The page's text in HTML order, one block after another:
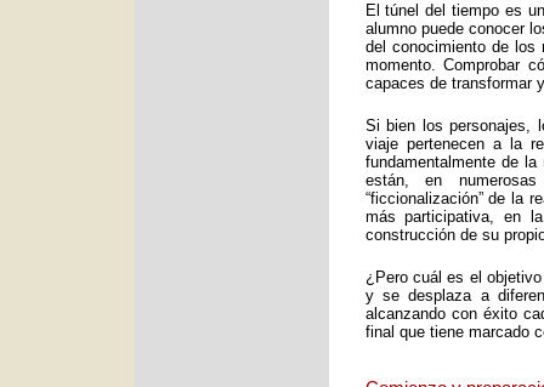
El túnel del tiempo es
alumno puede conocer
del conocimiento de
momento. Comprobar
capaces de transformar
Si bien los personajes,
viaje pertenecen a la
fundamentalmente de
están, en
“ficcionalización” de la
más participativa, en
construcción de su
¿Pero cuál es el
y se desplaza a
alcanzando con éxito
final que tiene marcado